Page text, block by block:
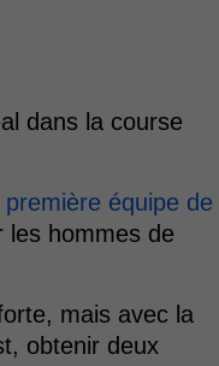
dans la course
équipe de
les hommes de
mais avec la
obtenir deux